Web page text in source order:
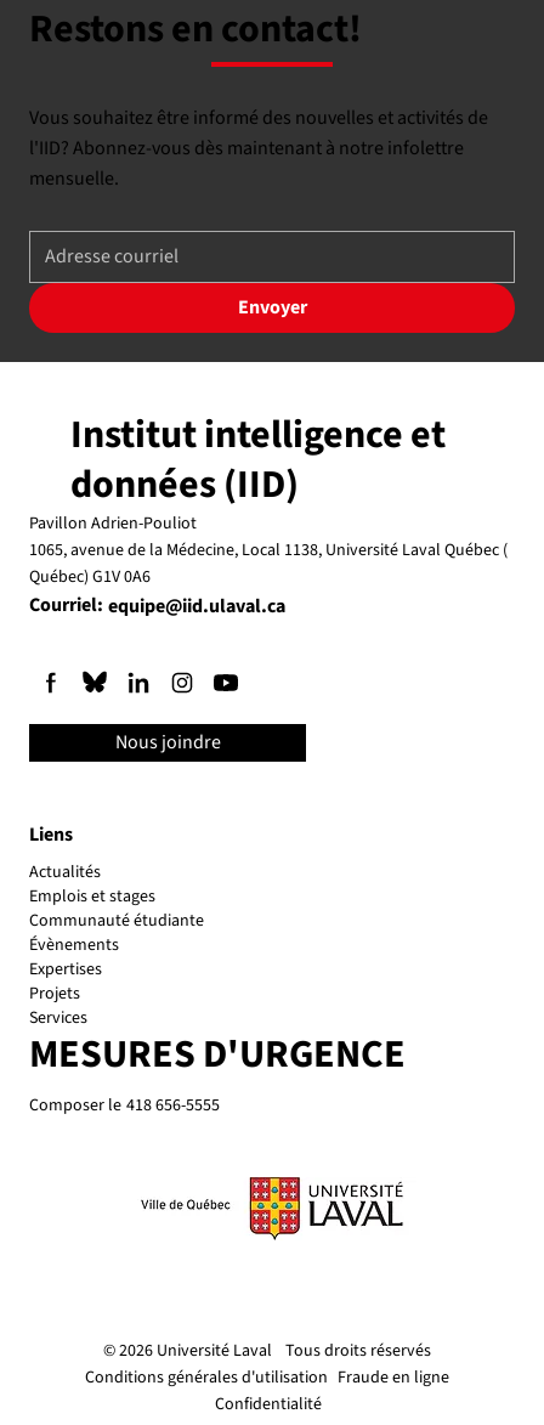
Restons en contact!
Vous souhaitez être informé des nouvelles et activités de
l'IID? Abonnez-vous dès maintenant à notre infolettre
mensuelle.
Envoyer
© 2026 Université Laval Tous droits réservés
Conditions générales d'utilisation Fraude en ligne
Confidentialité
Liens
Actualités
Emplois et stages
Communauté étudiante
Évènements
Expertises
Projets
Services
MESURES D'URGENCE
Composer le 418 656-5555
Institut intelligence et
données (IID)
Pavillon Adrien-Pouliot
1065, avenue de la Médecine, Local 1138, Université Laval Québec (
Québec) G1V 0A6
Courriel: equipe@iid.ulaval.ca
Nous joindre